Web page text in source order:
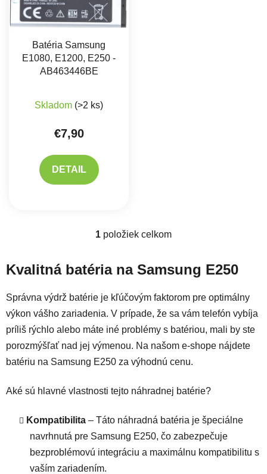
Batéria Samsung
E1080, E1200, E250 -
AB463446BE
Skladom (>2 ks)
€7,90
DETAIL
Ovládacie prvky výpisu
1 položiek celkom
Kvalitná batéria na Samsung E250
Správna výdrž batérie je kľúčovým faktorom pre optimálny
výkon vášho zariadenia. V prípade, že sa vám telefón vybíja
príliš rýchlo alebo máte iné problémy s batériou, mali by ste
porozmýšľať nad jej výmenou. Na našom e-shope nájdete
batériu na Samsung E250 za výhodnú cenu.
Aké sú hlavné vlastnosti tejto náhradnej batérie?
Kompatibilita – Táto náhradná batéria je špeciálne
navrhnutá pre Samsung E250, čo zabezpečuje
bezproblémovú integráciu a maximálnu kompatibilitu s
vaším zariadením.